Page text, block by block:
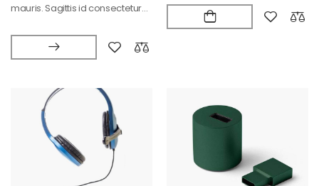
mauris. Sagittis id consectetur